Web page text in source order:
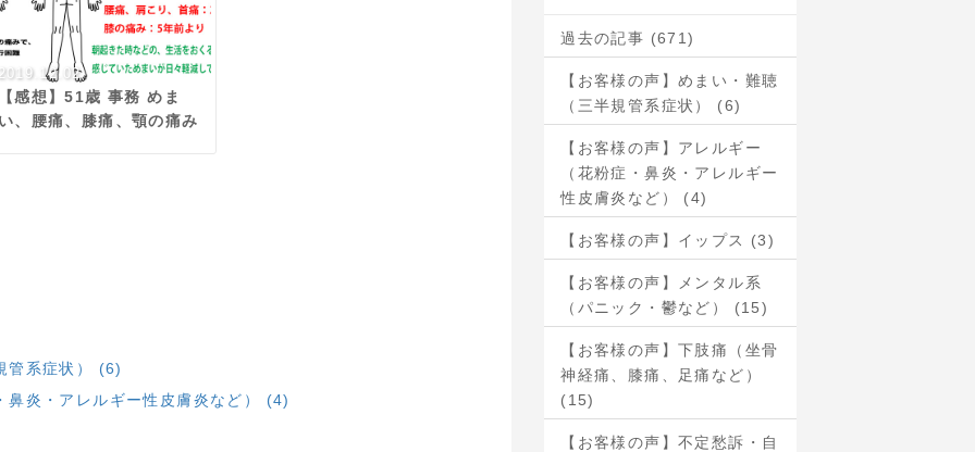
感想】51歳 事務 めま
、腰痛、膝痛、顎の痛み
管系症状） (6)
鼻炎・アレルギー性皮膚炎など） (4)
過去の記事 (671)
【お客様の声】めまい・難聴
（三半規管系症状） (6)
【お客様の声】アレルギー
（花粉症・鼻炎・アレルギー
性皮膚炎など） (4)
【お客様の声】イップス (3)
【お客様の声】メンタル系
（パニック・鬱など） (15)
【お客様の声】下肢痛（坐骨
神経痛、膝痛、足痛など）
(15)
【お客様の声】不定愁訴・自